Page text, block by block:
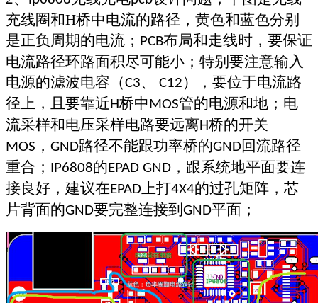
充线圈和H桥中电流的路径，黄色和蓝色分别
是正负周期的电流； PCB布局和走线时，要保证
电流路径环路面积尽可能小；特别要注意输入
电源的滤波电容（C3、 C12），要位于电流路
径上，且要靠近H桥中MOS管的电源和地；电
流采样和电压采样电路要远离H桥的开关
MOS ， GND路径不能跟功率桥的GND回流路径
重合； IP6808的EPAD GND ，跟系统地平面要连
接良好，建议在EPAD 上打4X4的过孔矩阵，芯
片背面的GND要完整连接到 GND平面；